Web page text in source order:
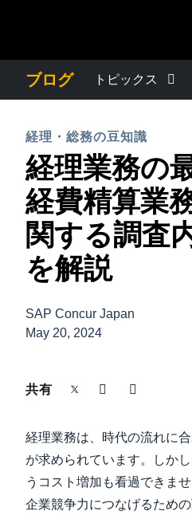
Brasil
United
ASIA
India
ブログ トピックス
プレスリリース
電子帳簿保存法・インボイス制度
経理・総務の豆知識
出張・経費管理トレンド
導入事例
サステナビリティ
経理・総務の豆知識
経理業務の
経費精算業
関する調査
を解説
SAP Concur Japan
May 20, 2024
共有
経理業務は、時代の流れに
が求められています。しか
うコスト増加も看過できま
企業競争力につなげるため